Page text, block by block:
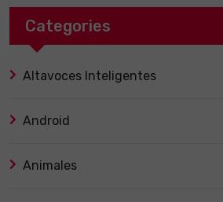
Categories
Altavoces Inteligentes
Android
Animales